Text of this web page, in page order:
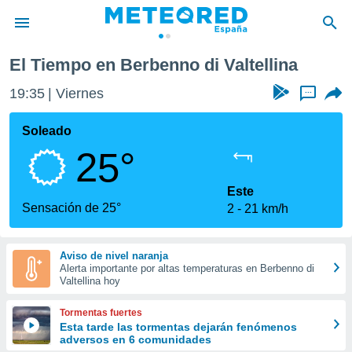
de
por
que se
calidad.
a este
las
y
forma
digital
basada
El Tiempo en Berbenno di Valtellina
19:35 Viernes ...
Soleado
25°
Sensación de 25°
Este
2
21 km/h
Aviso de nivel naranja
Alerta importante por altas temperaturas en Berbenno di
Valtellina hoy
Tormentas fuertes
Esta tarde las tormentas dejarán fenómenos
adversos en 6 comunidades